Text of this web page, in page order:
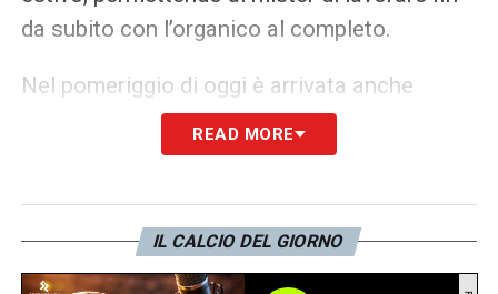
da subito con l’organico al completo.
Nel pomeriggio di oggi è arrivata anche
l’ufficialità da parte del club bianconero:
primo colpo della nuova era è ora ufficiale
COMUNICATO UFFICIALE– «Jérémie Boga
è a tutti gli effetti un giocatore della
Juventus. Il Club ha infatti esercitato il diritto
READ MORE
IL CALCIO DEL GIORNO